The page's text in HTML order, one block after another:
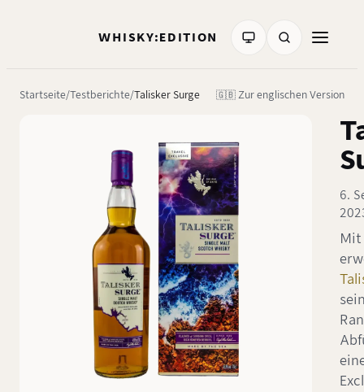
WHISKY:EDITION
Startseite Testberichte Talisker Surge 🇬🇧 Zur englischen Version
6.
Mit